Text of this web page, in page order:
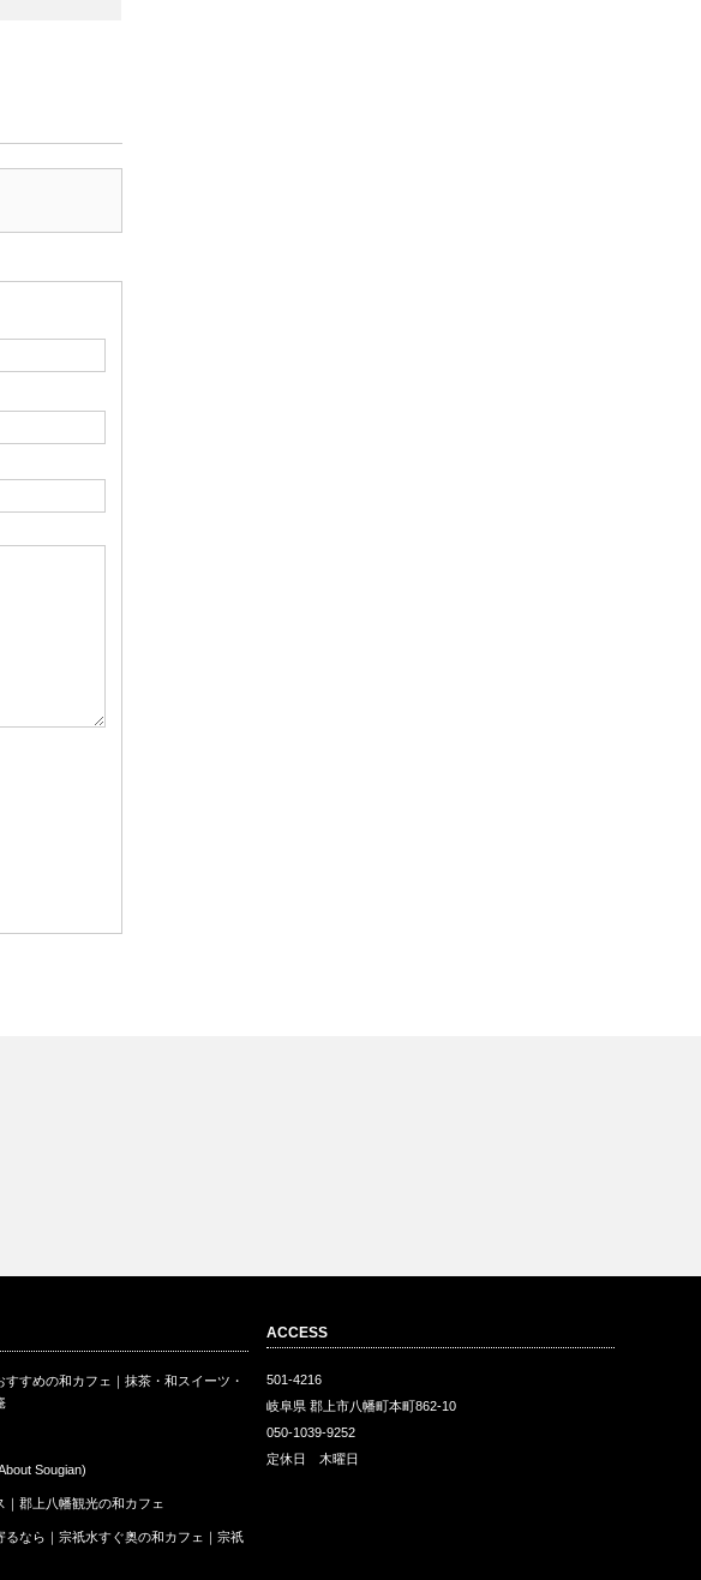
すすめの和カフェ｜抹茶・和スイーツ・
Sougian)
郡上八幡観光の和カフェ
るなら｜宗祇水すぐ奥の和カフェ｜宗祇
ACCESS
501-4216
岐阜県 郡上市八幡町本町862-10
050-1039-9252
定休日 木曜日